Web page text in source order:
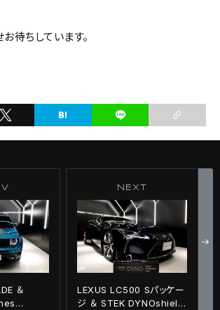
待ちしています。
＆
NEXT
LEXUS LC500 Sパッケー
ジ ＆ STEK DYNOshield